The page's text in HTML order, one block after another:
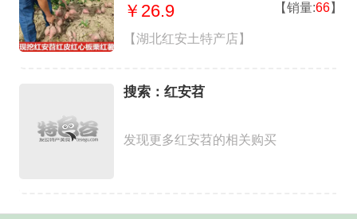
￥26.9 【销量:66】
【湖北红安土特产店】
搜索：红安苕
发现更多红安苕的相关购买